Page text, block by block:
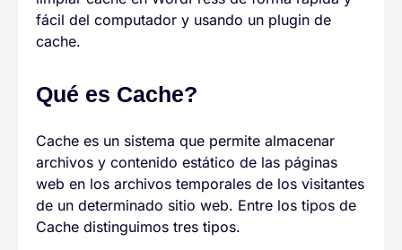
fácil del computador y usando un plugin de
cache.
Qué es Cache?
Cache es un sistema que permite almacenar
archivos y contenido estático de las páginas
web en los archivos temporales de los visitantes
de un determinado sitio web. Entre los tipos de
Cache distinguimos tres tipos.